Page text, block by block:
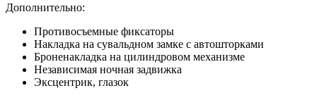
Дополнительно:
Противосъемные фиксаторы
Накладка на сувальдном замке с автошторками
Броненакладка на цилиндровом механизме
Независимая ночная задвижка
Эксцентрик, глазок